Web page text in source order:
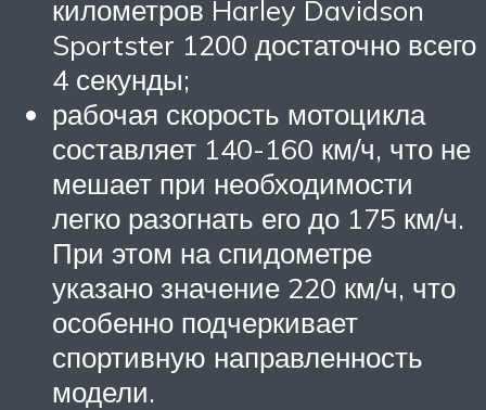
километров Harley Davidson
Sportster 1200 достаточно всего
4 секунды;
рабочая скорость мотоцикла
составляет 140-160 км/ч, что не
мешает при необходимости
легко разогнать его до 175 км/ч.
При этом на спидометре
указано значение 220 км/ч, что
особенно подчеркивает
спортивную направленность
модели.